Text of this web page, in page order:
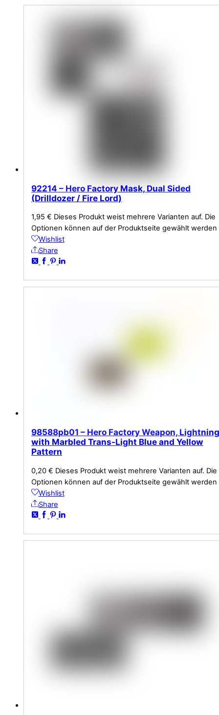
92214 – Hero Factory Mask, Dual Sided
(Drilldozer / Fire Lord)
1,95 € Dieses Produkt weist mehrere Varianten auf. Die
Optionen können auf der Produktseite gewählt werden
Wishlist
Share
98588pb01 – Hero Factory Weapon, Lightning
with Marbled Trans-Light Blue and Yellow
Pattern
0,20 € Dieses Produkt weist mehrere Varianten auf. Die
Optionen können auf der Produktseite gewählt werden
Wishlist
Share